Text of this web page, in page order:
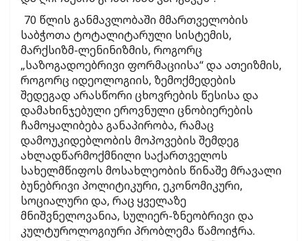
70 წლის განმავლობაში მმართველობის
საბჭოთა ტოტალიტარული სისტემის,
მარქსიზმ-ლენინიზმის, როგორც
„საზოგადოებრივი ფორმაციისა“ და ათეიზმის,
როგორც იდეოლოგიის, ზემოქმედების
შედეგად არასწორი ცხოვრების წესისა და
დამახინჯებული ეროვნული ცნობიერების
ჩამოყალიბება განაპირობა, რამაც
დამოუკიდებლობის მოპოვების შემდეგ
ახლადწარმოქმნილი საქართველოს
სახელმწიფოს მოსახლეობის წინაშე მრავალი
ბუნებრივი პოლიტიკური, ეკონომიკური,
სოციალური და, რაც ყველაზე
მნიშვნელოვანია, სულიერ-ზნეობრივი და
კულტუროლოგიური პრობლემა წამოიჭრა.